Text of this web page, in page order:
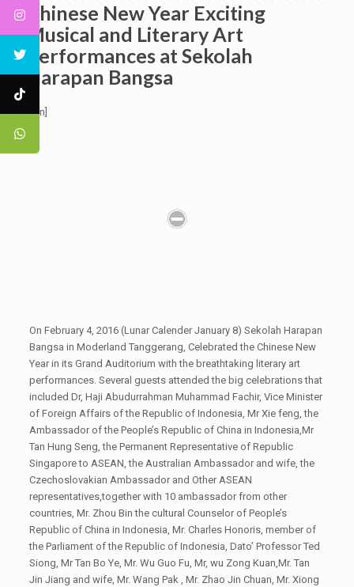
Chinese New Year Exciting
Musical and Literary Art
Performances at Sekolah
Harapan Bangsa
[:en]
On February 4, 2016 (Lunar Calender January 8) Sekolah Harapan
Bangsa in Moderland Tanggerang, Celebrated the Chinese New
Year in its Grand Auditorium with the breathtaking literary art
performances. Several guests attended the big celebrations that
included Dr, Haji Abudurrahman Muhammad Fachir, Vice Minister
of Foreign Affairs of the Republic of Indonesia, Mr Xie feng, the
Ambassador of the People’s Republic of China in Indonesia,Mr
Tan Hung Seng, the Permanent Representative of Republic
Singapore to ASEAN, the Australian Ambassador and wife, the
Czechoslovakian Ambassador and Other ASEAN
representatives,together with 10 ambassador from other
countries, Mr. Zhou Bin the cultural Counselor of People’s
Republic of China in Indonesia, Mr. Charles Honoris, member of
the Parliament of the Republic of Indonesia, Dato’ Professor Ted
Siong, Mr Tan Bo Ye, Mr. Wu Guo Fu, Mr, wu Zong Kuan,Mr. Tan
Jin Jiang and wife, Mr. Wang Pak , Mr. Zhao Jin Chuan, Mr. Xiong